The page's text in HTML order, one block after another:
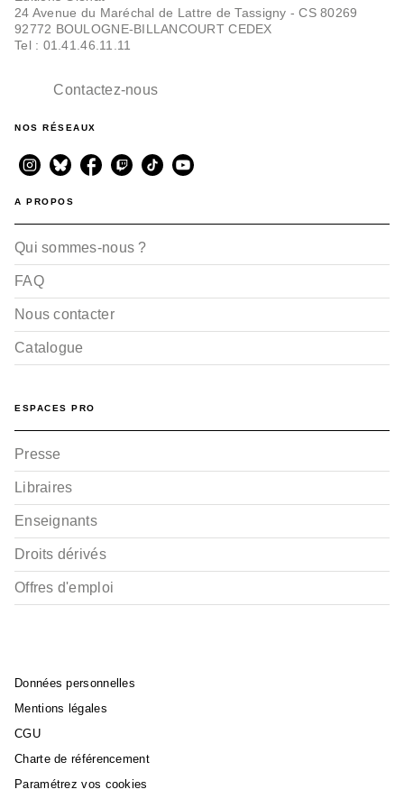
24 Avenue du Maréchal de Lattre de Tassigny - CS 80269
92772 BOULOGNE-BILLANCOURT CEDEX
Tel : 01.41.46.11.11
Contactez-nous
NOS RÉSEAUX
A PROPOS
Qui sommes-nous ?
FAQ
Nous contacter
Catalogue
ESPACES PRO
Presse
Libraires
Enseignants
Droits dérivés
Offres d'emploi
Données personnelles
Mentions légales
CGU
Charte de référencement
Paramétrez vos cookies